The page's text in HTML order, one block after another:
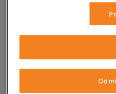
Ak bude položka opäť
Vyberte veľkosť
ONE SIZE
ZISTIŤ DOSTUPNOSŤ V